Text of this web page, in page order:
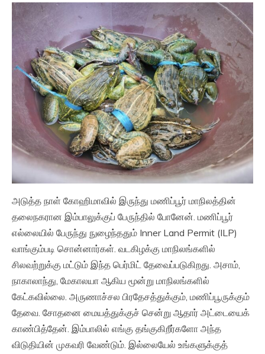
அடுத்த நாள் கோஹிமாவில் இருந்து மணிப்பூர் மாநிலத்தின்
தலைநகரான இம்பாலுக்குப் பேருந்தில் போனேன். மணிப்பூர்
எல்லையில் பேருந்து நுழைந்ததும் Inner Land Permit (ILP)
வாங்கும்படி சொன்னார்கள். வடகிழக்கு மாநிலங்களில்
சிலவற்றுக்கு மட்டும் இந்த பெர்மிட் தேவைப்படுகிறது. அசாம்,
நாகாலாந்து, மேகாலயா ஆகிய மூன்று மாநிலங்களில்
கேட்கவில்லை. அருணாச்சல பிரதேசத்துக்கும், மணிப்பூருக்கும்
தேவை. சோதனை மையத்துக்குச் சென்று ஆதார் அட்டையைக்
காண்பித்தேன். இம்பாலில் எங்கு தங்குகிறீர்களோ அந்த
விடுதியின் முகவரி வேண்டும். இல்லையேல் உங்களுக்குத்